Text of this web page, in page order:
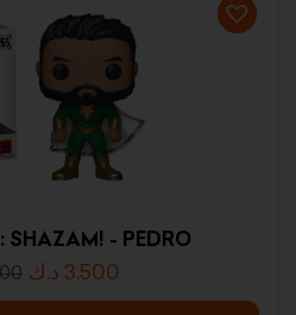
SHAZAM! - PEDRO
3.500 د.ك